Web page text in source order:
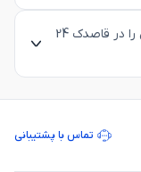
آیا می‌توان بلیط قطار قائمشهر تهران را در قاصدک 24
تماس با پشتیبانی